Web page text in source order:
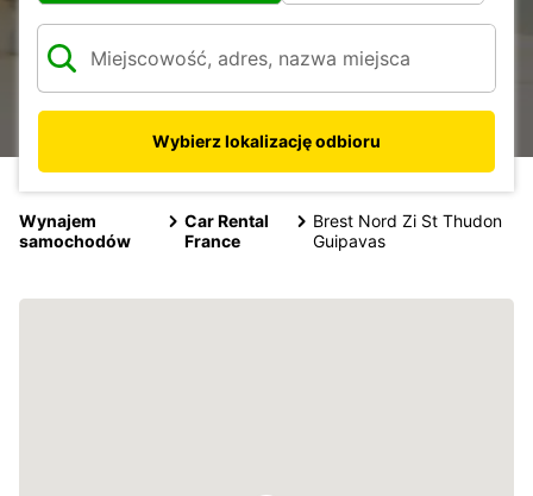
Wybierz lokalizację odbioru
Wynajem
samochodów
Car Rental
France
Brest Nord Zi St Thudon
Guipavas